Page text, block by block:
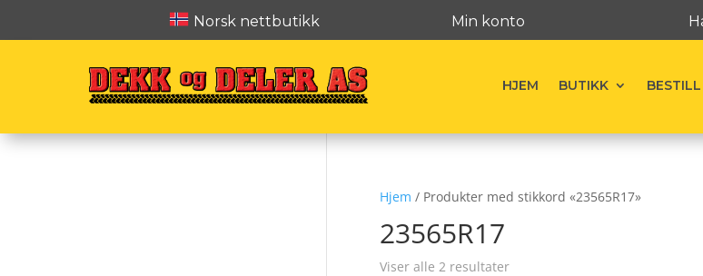
Norsk nettbutikk Min konto
HJEM BUTIKK
Hjem / Produkter med stikkord «23565R17»
23565R17
Viser alle 2 resultater